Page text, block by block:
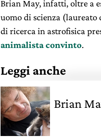
Brian May, infatti, oltre a
uomo di scienza
di ricerca in astrofisica
animalista convinto.
Leggi anche
Brian